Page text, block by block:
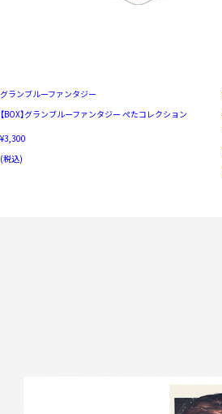
グランブルーファンタジー
【BOX】グランブルーファンタジー ぺたコレクション
¥3,300
(税込)